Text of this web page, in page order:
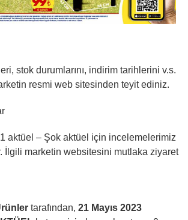
stok durumlarını, indirim tarihlerini v.s.
resmi web sitesinden teyit ediniz.
aktüel – Şok aktüel için incelemelerimiz
. İlgili marketin websitesini mutlaka ziyaret
tarafından, 21 Mayıs 2023